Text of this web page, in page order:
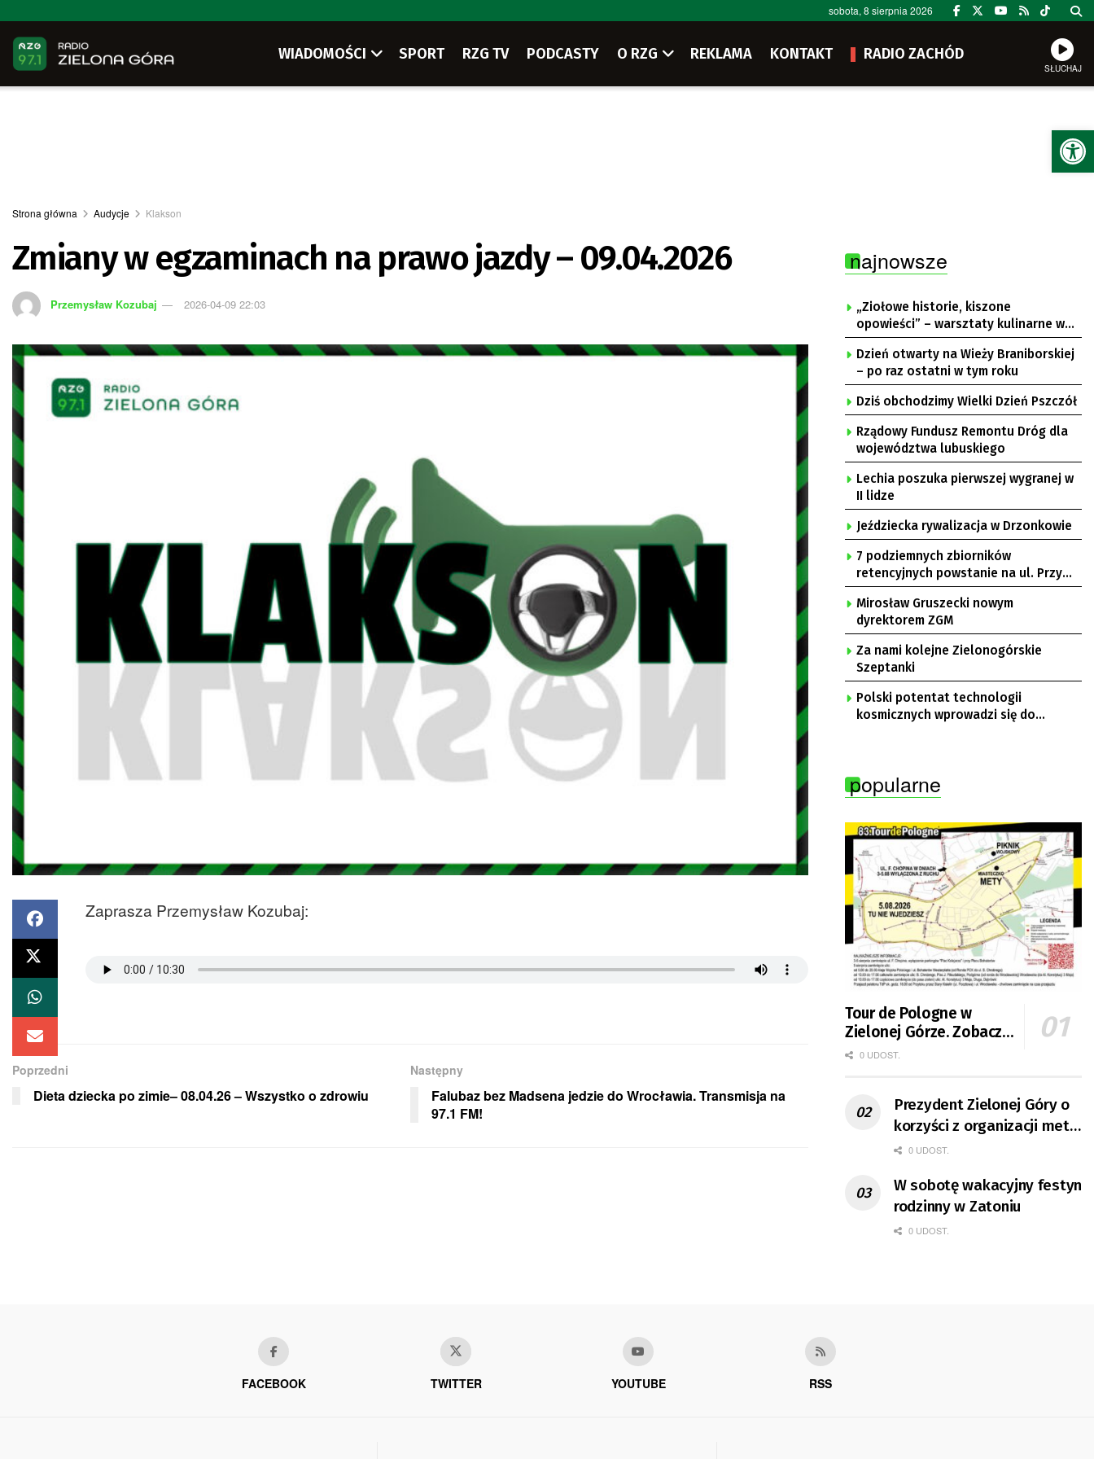
sobota, 8 sierpnia 2026
WIADOMOŚCI SPORT RZG TV PODCASTY O RZG REKLAMA KONTAKT RADIO ZACHÓD
SŁUCHAJ
Strona główna Audycje Klakson
Zmiany w egzaminach na prawo jazdy – 09.04.2026
Przemysław Kozubaj 2026-04-09 22:03
Zaprasza Przemysław Kozubaj:
Poprzedni
Dieta dziecka po zimie– 08.04.26 – Wszystko o zdrowiu
Następny
Falubaz bez Madsena jedzie do Wrocławia. Transmisja na
97.1 FM!
najnowsze
„Ziołowe historie, kiszone
opowieści” – warsztaty kulinarne w
Krępie
Dzień otwarty na Wieży Braniborskiej
– po raz ostatni w tym roku
Dziś obchodzimy Wielki Dzień Pszczół
Rządowy Fundusz Remontu Dróg dla
województwa lubuskiego
Lechia poszuka pierwszej wygranej w
II lidze
Jeździecka rywalizacja w Drzonkowie
7 podziemnych zbiorników
retencyjnych powstanie na ul. Przy
Gazowni
Mirosław Gruszecki nowym
dyrektorem ZGM
Za nami kolejne Zielonogórskie
Szeptanki
Polski potentat technologii
kosmicznych wprowadzi się do
popularne
Tour de Pologne w
Zielonej Górze. Zobacz
zmiany w organizacji
0 UDOST.
Prezydent Zielonej Góry o
korzyści z organizacji mety
Tour de Pologne
0 UDOST.
W sobotę wakacyjny festyn
rodzinny w Zatoniu
0 UDOST.
FACEBOOK TWITTER YOUTUBE RSS